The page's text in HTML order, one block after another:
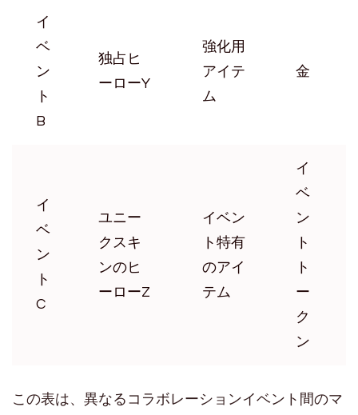
イ
ベ
ン
ト
B
独占ヒ
ーローY
強化用
アイテ
ム
金
イ
ベ
ン
ト
C
ユニー
クスキ
ンのヒ
ーローZ
イベン
ト特有
のアイ
テム
イ
ベ
ン
ト
ト
ー
ク
ン
この表は、異なるコラボレーションイベント間のマ